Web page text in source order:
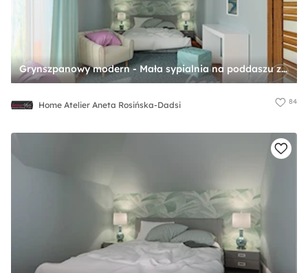
Grynszpanowy modern - Mała sypialnia na poddaszu z balkonem / tarasem, styl nowoczesny - zdjęcie od Home Atelier Aneta Rosińska-Dadsi
Home Atelier Aneta Rosińska-Dadsi 84